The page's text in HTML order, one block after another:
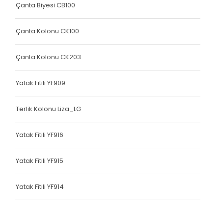
Hava Kapsülü
Dokuma Lastiği
Dokuma Lastiği
Dokuma Lastiği
Dokuma Lastiği
Dokuma Lastiği
Dokuma Lastiği
Çanta Biyesi CB100
Çanta Kolonu CK100
Çanta Kolonu CK203
Yatak Fitili YF909
Terlik Kolonu Liza_LG
Yatak Fitili YF916
Yatak Fitili YF915
Yatak Fitili YF914